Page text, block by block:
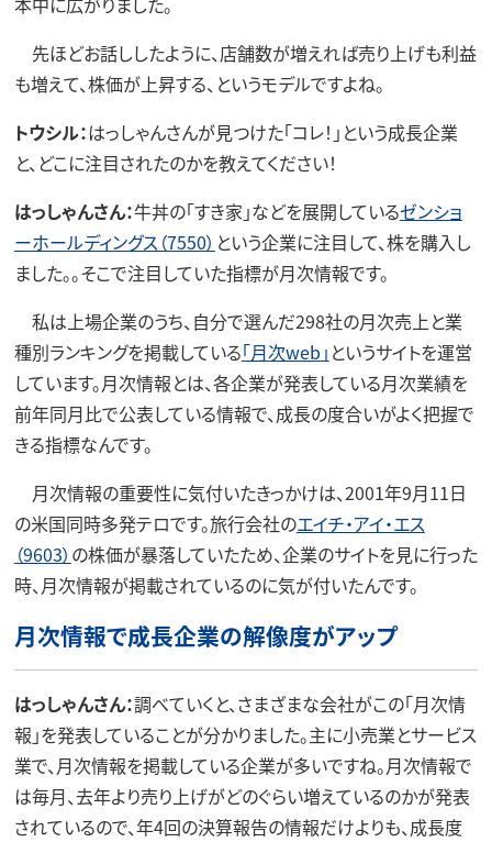
先ほどお話ししたように、店舗数が増えれば売り上げも利益
も増えて、株価が上昇する、というモデルですよね。
トウシル：はっしゃんさんが見つけた「コレ！」という成長企業
と、どこに注目されたのかを教えてください！
はっしゃんさん：牛丼の「すき家」などを展開しているゼンショ
ーホールディングス（7550） という企業に注目して、株を購入し
ました。。そこで注目していた指標が月次情報です。
私は上場企業のうち、自分で選んだ298社の月次売上と業
種別ランキングを掲載している「月次web」 というサイトを運営
しています。月次情報とは、各企業が発表している月次業績を
前年同月比で公表している情報で、成長の度合いがよく把握で
きる指標なんです。
月次情報の重要性に気付いたきっかけは、2001年9月11日
の米国同時多発テロです。旅行会社のエイチ・アイ・エス
（9603） の株価が暴落していたため、企業のサイトを見に行った
時、月次情報が掲載されているのに気が付いたんです。
月次情報で成長企業の解像度がアップ
はっしゃんさん：調べていくと、さまざまな会社がこの「月次情
報」を発表していることが分かりました。主に小売業とサービス
業で、月次情報を掲載している企業が多いですね。月次情報で
は毎月、去年より売り上げがどのぐらい増えているのかが発表
されているので、年4回の決算報告の情報だけよりも、成長度